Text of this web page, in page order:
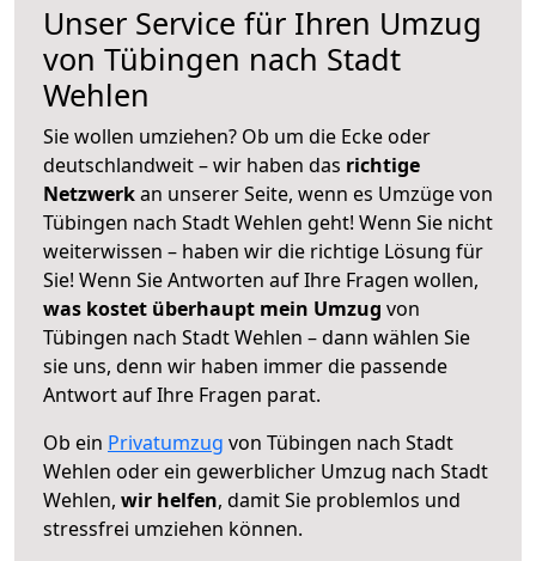
Unser Service für Ihren Umzug
von Tübingen nach Stadt
Wehlen
Sie wollen umziehen? Ob um die Ecke oder
deutschlandweit – wir haben das richtige
Netzwerkan unserer Seite, wenn es Umzüge von
Tübingen nach Stadt Wehlen geht! Wenn Sie nicht
weiterwissen – haben wir die richtige Lösung für
Sie! Wenn Sie Antworten auf Ihre Fragen wollen,
was kostet überhaupt mein Umzug von
Tübingen nach Stadt Wehlen – dann wählen Sie
sie uns, denn wir haben immer die passende
Antwort auf Ihre Fragen parat.
Ob ein Privatumzug von Tübingen nach Stadt
Wehlen oder ein gewerblicher Umzug nach Stadt
Wehlen, wir helfen, damit Sie problemlos und
stressfrei umziehen können.